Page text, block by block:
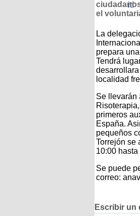
el
La
prepara
Tendrá
localidad
Se llevarán
primeros
España.
pequeños
Torrejón se
10:00 hasta
Se puede
correo:
Escribir un